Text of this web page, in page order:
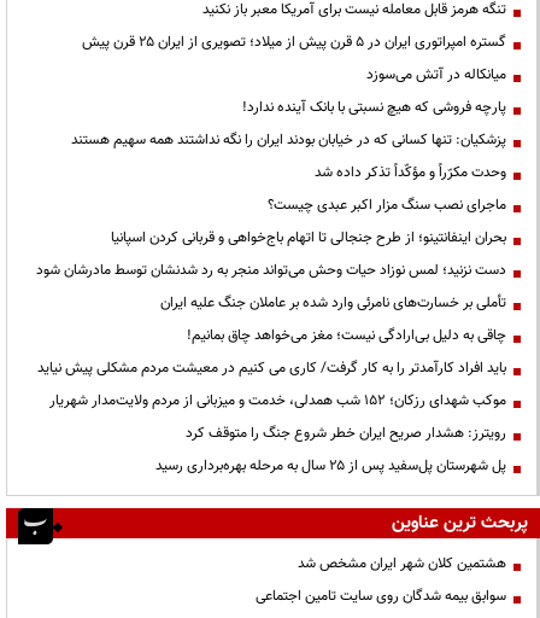
تنگه هرمز قابل معامله نیست برای آمریکا معبر باز نکنید
گستره امپراتوری ایران در ۵ قرن پیش از میلاد؛ تصویری از ایران ۲۵ قرن پیش
میانکاله در آتش می‌سوزد
پارچه فروشی که هیچ نسبتی با بانک آینده ندارد!
پزشکیان: تنها کسانی که در خیابان بودند ایران را نگه نداشتند همه سهیم هستند
وحدت مکرّراً و مؤکّداً تذکر داده شد
ماجرای نصب سنگ مزار اکبر عبدی چیست؟
بحران اینفانتینو؛ از طرح جنجالی تا اتهام باج‌خواهی و قربانی کردن اسپانیا
دست نزنید؛ لمس نوزاد حیات وحش می‌تواند منجر به رد شدنشان توسط مادرشان شود
تأملی بر خسارت‌های نامرئی وارد شده بر عاملان جنگ علیه ایران
چاقی به دلیل بی‌ارادگی نیست؛ مغز می‌خواهد چاق بمانیم!
باید افراد کارآمدتر را به کار گرفت/ کاری می کنیم در معیشت مردم مشکلی پیش نیاید
موکب شهدای رزکان؛ ۱۵۲ شب همدلی، خدمت و میزبانی از مردم ولایت‌مدار شهریار
رویترز: هشدار صریح ایران خطر شروع جنگ را متوقف کرد
پل شهرستان پل‌سفید پس از ۲۵ سال به مرحله بهره‌برداری رسید
پربحث ترین عناوین
هشتمین کلان شهر ایران مشخص شد
سوابق بیمه شدگان روی سایت تامین اجتماعی